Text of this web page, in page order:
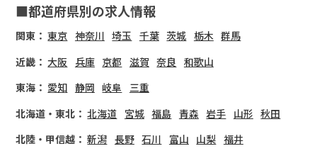
■都道府県別の求人情報
関東： 東京 神奈川 埼玉 千葉 茨城 栃木 群馬
近畿： 大阪 兵庫 京都 滋賀 奈良 和歌山
東海： 愛知 静岡 岐阜
三重
北海道・東北： 北海道 宮城 福島 青森 岩手 山形 秋田
北陸・甲信越： 新潟 長野 石川 富山 山梨 福井